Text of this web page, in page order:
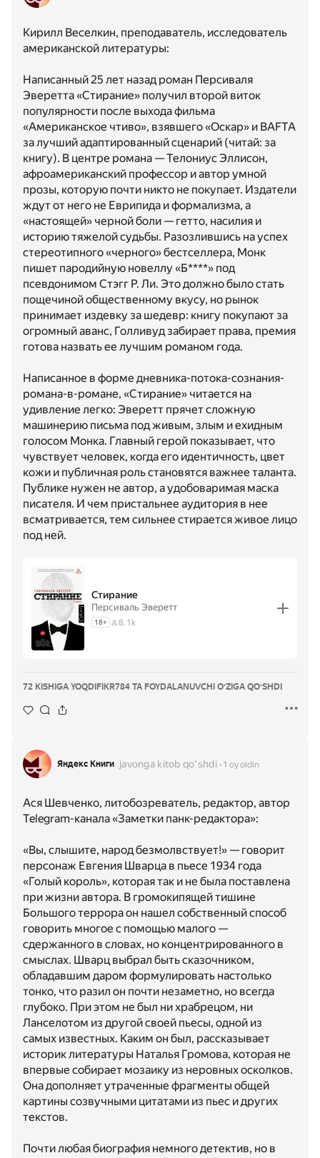
Кирилл Веселкин, преподаватель, исследователь
американской литературы:
Написанный 25 лет назад роман Персиваля
Эверетта «Стирание» получил второй виток
популярности после выхода фильма
«Американское чтиво», взявшего «Оскар» и BAFTA
за лучший адаптированный сценарий (читай: за
книгу). В центре романа — Телониус Эллисон,
афроамериканский профессор и автор умной
прозы, которую почти никто не покупает. Издатели
ждут от него не Еврипида и формализма, а
«настоящей» черной боли — гетто, насилия и
историю тяжелой судьбы. Разозлившись на успех
стереотипного «черного» бестселлера, Монк
пишет пародийную новеллу «Б****» под
псевдонимом Стэгг Р. Ли. Это должно было стать
пощечиной общественному вкусу, но рынок
принимает издевку за шедевр: книгу покупают за
огромный аванс, Голливуд забирает права, премия
готова назвать ее лучшим романом года.
Написанное в форме дневника-потока-сознания-
романа-в-романе, «Стирание» читается на
удивление легко: Эверетт прячет сложную
машинерию письма под живым, злым и ехидным
голосом Монка. Главный герой показывает, что
чувствует человек, когда его идентичность, цвет
кожи и публичная роль становятся важнее таланта.
Публике нужен не автор, а удобоваримая маска
писателя. И чем пристальнее аудитория в нее
всматривается, тем сильнее стирается живое лицо
под ней.
Стирание
Персиваль Эверетт
18+ 8.1k
72 KISHIGA YOQDI FIKR784 TA FOYDALANUVCHI OʻZIGA QOʻSHDI
Яндекс Книги javonga kitob qoʻshdi 1 oy oldin
Ася Шевченко, литобозреватель, редактор, автор
Telegram-канала «Заметки панк-редактора»:
«Вы, слышите, народ безмолвствует!» — говорит
персонаж Евгения Шварца в пьесе 1934 года
«Голый король», которая так и не была поставлена
при жизни автора. В громокипящей тишине
Большого террора он нашел собственный способ
говорить многое с помощью малого —
сдержанного в словах, но концентрированного в
смыслах. Шварц выбрал быть сказочником,
обладавшим даром формулировать настолько
тонко, что разил он почти незаметно, но всегда
глубоко. При этом не был ни храбрецом, ни
Ланселотом из другой своей пьесы, одной из
самых известных. Каким он был, рассказывает
историк литературы Наталья Громова, которая не
впервые собирает мозаику из неровных осколков.
Она дополняет утраченные фрагменты общей
картины созвучными цитатами из пьес и других
текстов.
Почти любая биография немного детектив, но в